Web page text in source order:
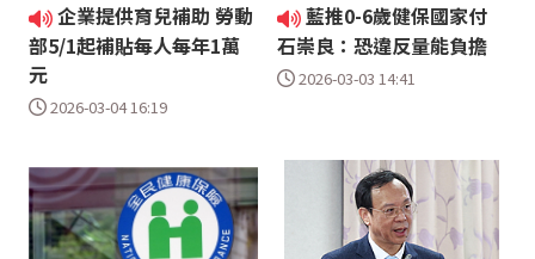
企業提供育兒補助 勞動
部5/1起補貼每人每年1萬
元
2026-03-04 16:19
藍推0-6歲健保國家付
石崇良：恐違反量能負擔
2026-03-03 14:41